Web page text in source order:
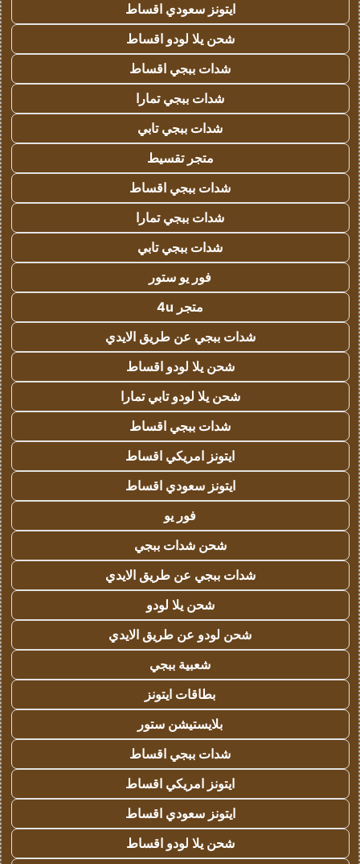
ايتونز سعودي اقساط
شحن يلا لودو اقساط
شدات ببجي اقساط
شدات ببجي تمارا
شدات ببجي تابي
متجر تقسيط
شدات ببجي اقساط
شدات ببجي تمارا
شدات ببجي تابي
فور يو ستور
متجر 4u
شدات ببجي عن طريق الايدي
شحن يلا لودو اقساط
شحن يلا لودو تابي تمارا
شدات ببجي اقساط
ايتونز امريكي اقساط
ايتونز سعودي اقساط
فور يو
شحن شدات ببجي
شدات ببجي عن طريق الايدي
شحن يلا لودو
شحن لودو عن طريق الايدي
شعبية ببجي
بطاقات ايتونز
بلايستيشن ستور
شدات ببجي اقساط
ايتونز امريكي اقساط
ايتونز سعودي اقساط
شحن يلا لودو اقساط